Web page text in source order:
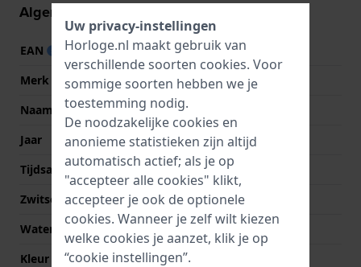
Algemene informatie
EAN
4064092335767
Merk
Fossil
Naam
Gilmore
Jaar
2025 Herfst/Winter
Tijdsaanduiding
Analoog
Zwitsers fabricaat
Nee
Waterdichtheid
5 Bar (douchen)
Kleur wijzerplaat
Donker blauw
Uw privacy-instellingen
Horloge.nl maakt gebruik van
verschillende soorten cookies. Voor
sommige soorten hebben we je
toestemming nodig.
De noodzakelijke cookies en
anonieme statistieken zijn altijd
automatisch actief; als je op
"accepteer alle cookies" klikt,
accepteer je ook de optionele
cookies. Wanneer je zelf wilt kiezen
welke cookies je aanzet, klik je op
“cookie instellingen”.